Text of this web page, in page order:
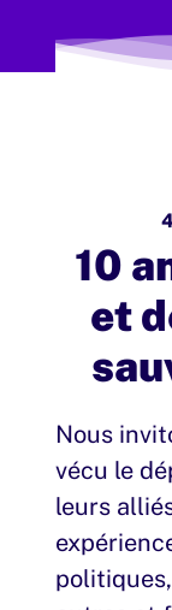
10
et
Nous
vécu le
leurs